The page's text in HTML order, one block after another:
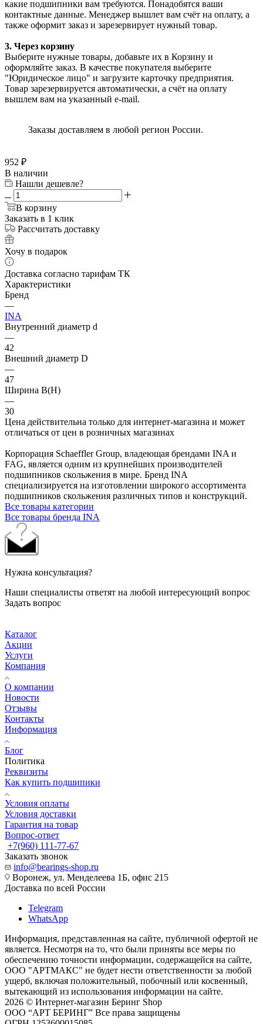
какие подшипники вам требуются. Понадобятся ваши
контактные данные. Менеджер вышлет вам счёт на оплату, а
также оформит заказ и зарезервирует нужный товар.
3. Через корзину
Выберите нужные товары, добавьте их в Корзину и
оформляйте заказ. В качестве покупателя выберите
"Юридическое лицо" и загрузите карточку предприятия.
Товар зарезервируется автоматически, а счёт на оплату
вышлем вам на указанный e-mail.
Заказы доставляем в любой регион России.
952 ₽
В наличии
Нашли дешевле?
В корзину
Заказать в 1 клик
Рассчитать доставку
Хочу в подарок
Доставка согласно тарифам ТК
Характеристики
Бренд
—
INA
Внутренний диаметр d
—
42
Внешний диаметр D
—
47
Ширина B(H)
—
30
Цена действительна только для интернет-магазина и может
отличаться от цен в розничных магазинах
Корпорация Schaeffler Group, владеющая брендами INA и
FAG, является одним из крупнейших производителей
подшипников скольжения в мире. Бренд INA
специализируется на изготовлении широкого ассортимента
подшипников скольжения различных типов и конструкций.
Все товары категории
Все товары бренда INA
Нужна консультация?
Наши специалисты ответят на любой интересующий вопрос
Задать вопрос
Каталог
Акции
Услуги
Компания
О компании
Новости
Отзывы
Контакты
Информация
Блог
Политика
Реквизиты
Как купить подшипики
Условия оплаты
Условия доставки
Гарантия на товар
Вопрос-ответ
+7(960) 111-77-67
Заказать звонок
info@bearings-shop.ru
Воронеж, ул. Менделеева 1Б, офис 215
Доставка по всей России
Telegram
WhatsApp
Информация, представленная на сайте, публичной офертой не
является. Несмотря на то, что были приняты все меры по
обеспечению точности информации, содержащейся на сайте,
ООО "АРТМАКС" не будет нести ответственности за любой
ущерб, включая положительный, побочный или косвенный,
вытекающий из использования информации на сайте.
2026 © Интернет-магазин Беринг Shop
ООО “АРТ БЕРИНГ” Все права защищены